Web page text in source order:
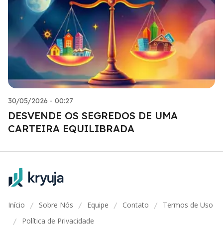
30/05/2026 - 00:27
DESVENDE OS SEGREDOS DE UMA
CARTEIRA EQUILIBRADA
Início / Sobre Nós / Equipe / Contato / Termos de Uso
/ Política de Privacidade